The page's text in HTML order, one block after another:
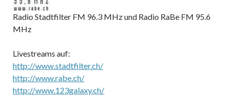
Radio Stadtfilter FM 96.3 MHz und Radio RaBe FM 95.6
MHz
Livestreams auf:
http://www.stadtfilter.ch/
http://www.rabe.ch/
http://www.123galaxy.ch/